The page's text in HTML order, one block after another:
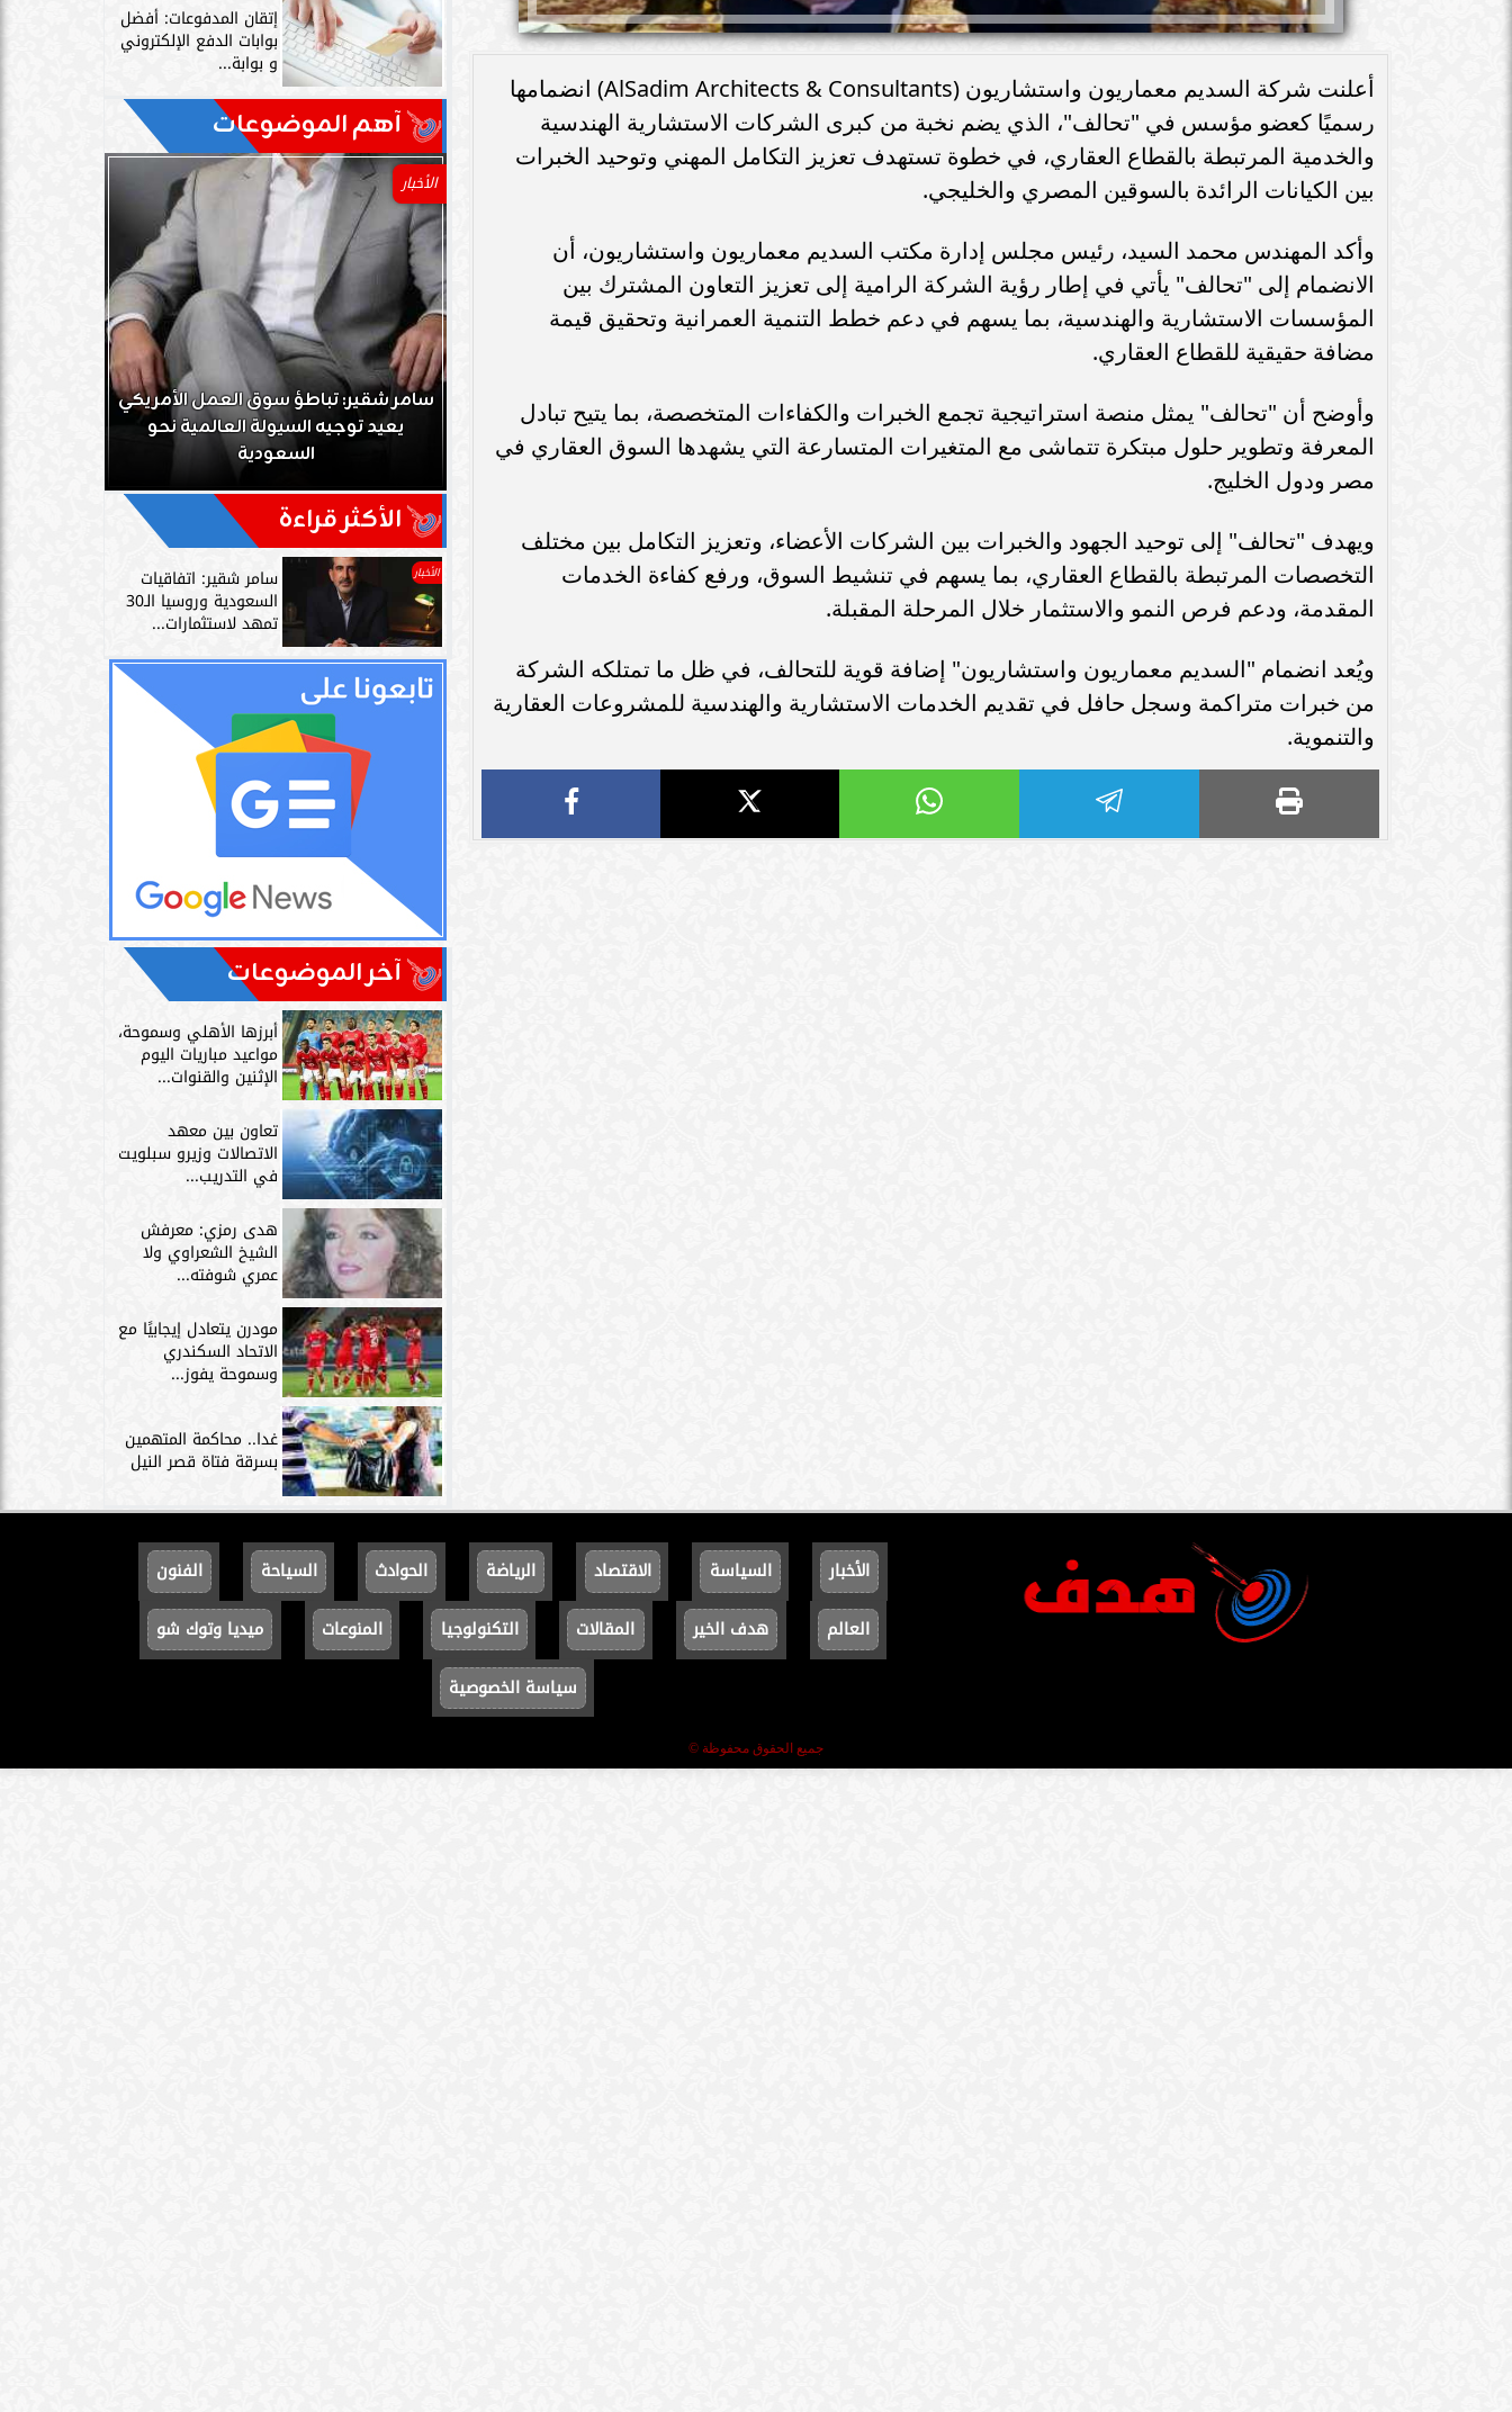
أعلنت شركة السديم معماريون واستشاريون (AlSadim Architects & Consultants) انضمامها
رسميًا كعضو مؤسس في "تحالف"، الذي يضم نخبة من كبرى الشركات الاستشارية الهندسية
والخدمية المرتبطة بالقطاع العقاري، في خطوة تستهدف تعزيز التكامل المهني وتوحيد الخبرات
بين الكيانات الرائدة بالسوقين المصري والخليجي.
وأكد المهندس محمد السيد، رئيس مجلس إدارة مكتب السديم معماريون واستشاريون، أن
الانضمام إلى "تحالف" يأتي في إطار رؤية الشركة الرامية إلى تعزيز التعاون المشترك بين
المؤسسات الاستشارية والهندسية، بما يسهم في دعم خطط التنمية العمرانية وتحقيق قيمة
مضافة حقيقية للقطاع العقاري.
وأوضح أن "تحالف" يمثل منصة استراتيجية تجمع الخبرات والكفاءات المتخصصة، بما يتيح تبادل
المعرفة وتطوير حلول مبتكرة تتماشى مع المتغيرات المتسارعة التي يشهدها السوق العقاري في
مصر ودول الخليج.
ويهدف "تحالف" إلى توحيد الجهود والخبرات بين الشركات الأعضاء، وتعزيز التكامل بين مختلف
التخصصات المرتبطة بالقطاع العقاري، بما يسهم في تنشيط السوق، ورفع كفاءة الخدمات
المقدمة، ودعم فرص النمو والاستثمار خلال المرحلة المقبلة.
ويُعد انضمام "السديم معماريون واستشاريون" إضافة قوية للتحالف، في ظل ما تمتلكه الشركة
من خبرات متراكمة وسجل حافل في تقديم الخدمات الاستشارية والهندسية للمشروعات العقارية
والتنموية.
إتقان المدفوعات: أفضل
بوابات الدفع الإلكتروني
و بوابة...
آهم الموضوعات
سامر شقير: اتفاقيات السعودية وروسيا
الـ30 تمهد لاستثمارات استراتيجية واعدة
في رؤية...
سامر شقير: التحولات الأوروبية تفتح باباً
جديداً للاستثمار في الطاقة السعودية
سامر شقير: ارتفاع استثمارات البنوك
السعودية يعكس متانة السيولة ويعزز
الاستقرار المالي
الأخبار
سامر شقير: تباطؤ سوق العمل الأمريكي
يعيد توجيه السيولة العالمية نحو
السعودية
الأكثر قراءة
الأخبار سامر شقير: اتفاقيات
السعودية وروسيا الـ30
تمهد لاستثمارات...
آخر الموضوعات
أبرزها الأهلي وسموحة،
مواعيد مباريات اليوم
الإثنين والقنوات...
تعاون بين معهد
الاتصالات وزيرو سبلويت
في التدريب...
هدى رمزي: معرفش
الشيخ الشعراوي ولا
عمري شوفته...
مودرن يتعادل إيجابيًا مع
الاتحاد السكندري
وسموحة يفوز...
غدا.. محاكمة المتهمين
بسرقة فتاة قصر النيل
الأخبار السياسة الاقتصاد الرياضة الحوادث السياحة
الفنون
العالم
هدف الخير المقالات التكنولوجيا المنوعات
ميديا وتوك شو
سياسة الخصوصية
جميع الحقوق محفوظة ©